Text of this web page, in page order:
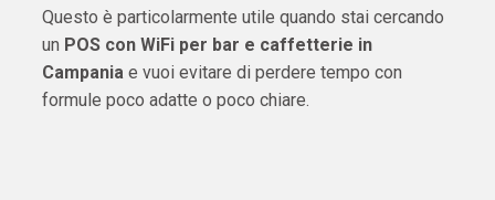
Questo è particolarmente utile quando stai cercando
un POS con WiFi per bar e caffetterie in
Campaniae vuoi evitare di perdere tempo con
formule poco adatte o poco chiare.